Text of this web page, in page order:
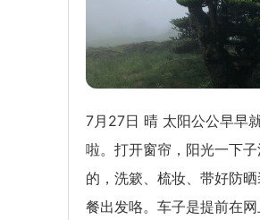
7月27日 晴 太阳公公早早
啦。打开窗帘，阳光一下
的，洗簌、梳妆、带好防
餐出发咯。车子是提前在